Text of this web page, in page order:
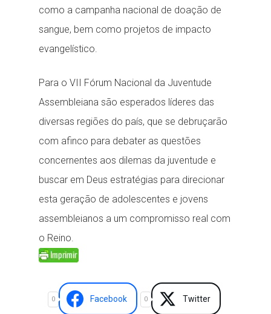
como a campanha nacional de doação de
sangue, bem como projetos de impacto
evangelístico.
Para o VII Fórum Nacional da Juventude
Assembleiana são esperados líderes das
diversas regiões do país, que se debruçarão
com afinco para debater as questões
concernentes aos dilemas da juventude e
buscar em Deus estratégias para direcionar
esta geração de adolescentes e jovens
assembleianos a um compromisso real com
o Reino.
0 Facebook 0 Twitter